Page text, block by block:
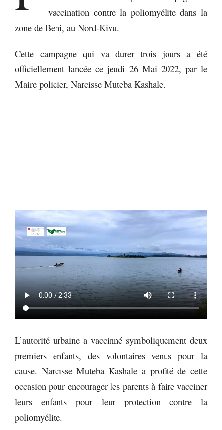
vaccination contre la poliomyélite dans la
zone de Beni, au Nord-Kivu.
Cette campagne qui va durer trois jours a été
officiellement lancée ce jeudi 26 Mai 2022, par le
Maire policier, Narcisse Muteba Kashale.
L’autorité urbaine a vaccinné symboliquement deux
premiers enfants, des volontaires venus pour la
cause. Narcisse Muteba Kashale a profité de cette
occasion pour encourager les parents à faire vacciner
leurs enfants pour leur protection contre la
poliomyélite.